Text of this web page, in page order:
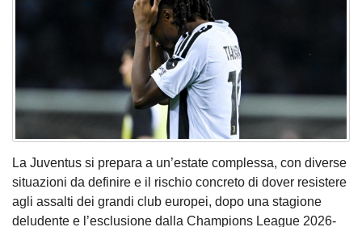
La Juventus si prepara a un’estate complessa, con diverse
situazioni da definire e il rischio concreto di dover resistere
agli assalti dei grandi club europei, dopo una stagione
deludente e l’esclusione dalla Champions League 2026-